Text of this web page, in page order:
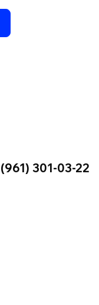
301-03-22